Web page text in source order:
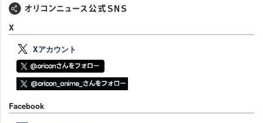
X
Xアカウント
Facebook